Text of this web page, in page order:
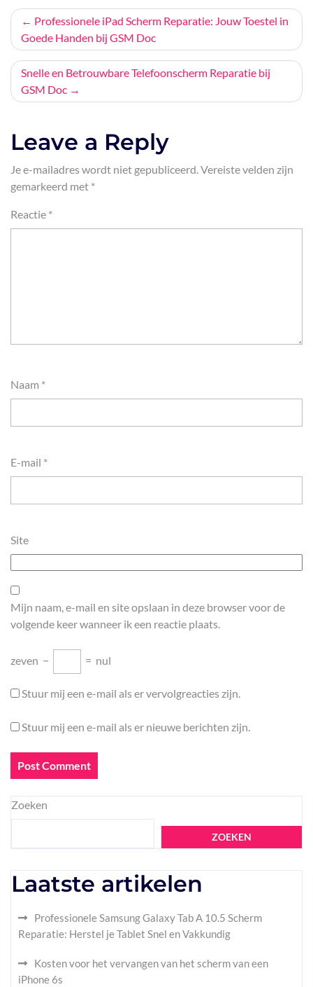
Bericht
navigatie
Professionele iPad Scherm Reparatie: Jouw Toestel in
Goede Handen bij GSM Doc
Snelle en Betrouwbare Telefoonscherm Reparatie bij
GSM Doc
Leave a Reply
Je e-mailadres wordt niet gepubliceerd.Vereiste velden zijn
gemarkeerd met *
Reactie *
Naam *
E-mail *
Site
Mijn naam, e-mail en site opslaan in deze browser voor de
volgende keer wanneer ik een reactie plaats.
zeven − = nul
Stuur mij een e-mail als er vervolgreacties zijn.
Stuur mij een e-mail als er nieuwe berichten zijn.
Zoeken
ZOEKEN
Laatste artikelen
Professionele Samsung Galaxy Tab A 10.5 Scherm
Reparatie: Herstel je Tablet Snel en Vakkundig
Kosten voor het vervangen van het scherm van een
iPhone 6s